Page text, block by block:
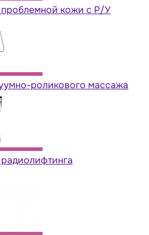
проблемной кожи с Р/У
роликового массажа